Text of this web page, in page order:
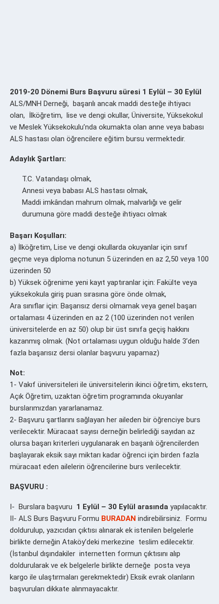
2019-20 Dönemi Burs Başvuru süresi 1 Eylül – 30 Eylül
ALS/MNH Derneği, başarılı ancak maddi desteğe ihtiyacı
olan, İlköğretim, lise ve dengi okullar, Üniversite, Yüksekokul
ve Meslek Yüksekokulu’nda okumakta olan anne veya babası
ALS hastası olan öğrencilere eğitim bursu vermektedir.
Adaylık Şartları:
T.C. Vatandaşı olmak,
Annesi veya babası ALS hastası olmak,
Maddi imkândan mahrum olmak, malvarlığı ve gelir
durumuna göre maddi desteğe ihtiyacı olmak
Başarı Koşulları:
a) İlköğretim, Lise ve dengi okullarda okuyanlar için sınıf
geçme veya diploma notunun 5 üzerinden en az 2,50 veya 100
üzerinden 50
b) Yüksek öğrenime yeni kayıt yaptıranlar için: Fakülte veya
yüksekokula giriş puan sırasına göre önde olmak,
Ara sınıflar için: Başarısız dersi olmamak veya genel başarı
ortalaması 4 üzerinden en az 2 (100 üzerinden not verilen
üniversitelerde en az 50) olup bir üst sınıfa geçiş hakkını
kazanmış olmak. (Not ortalaması uygun olduğu halde 3’den
fazla başarısız dersi olanlar başvuru yapamaz)
Not:
1- Vakıf üniversiteleri ile üniversitelerin ikinci öğretim, ekstern,
Açık Öğretim, uzaktan öğretim programında okuyanlar
burslarımızdan yararlanamaz.
2- Başvuru şartlarını sağlayan her aileden bir öğrenciye burs
verilecektir. Müracaat sayısı derneğin belirlediği sayıdan az
olursa başarı kriterleri uygulanarak en başarılı öğrencilerden
başlayarak eksik sayı miktarı kadar öğrenci için birden fazla
müracaat eden ailelerin öğrencilerine burs verilecektir.
BAŞVURU :
I- Burslara başvuru 1 Eylül – 30 Eylül arasında yapılacaktır.
II- ALS Burs Başvuru Formu BURADAN indirebilirsiniz. Formu
doldurulup, yazıcıdan çıktısı alınarak ek istenilen belgelerle
birlikte derneğin Ataköy’deki merkezine teslim edilecektir.
(İstanbul dışındakiler internetten formun çıktısını alıp
doldurularak ve ek belgelerle birlikte derneğe posta veya
kargo ile ulaştırmaları gerekmektedir) Eksik evrak olanların
başvuruları dikkate alınmayacaktır.